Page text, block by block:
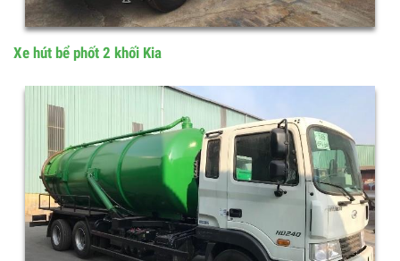
Xe hút bể phốt 2 khối Kia